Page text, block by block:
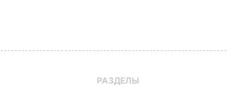
РАЗДЕЛЫ